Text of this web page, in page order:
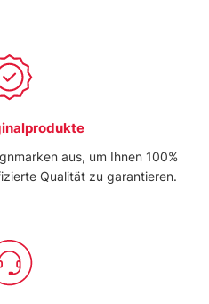
aus, um Ihnen 100%
Qualität zu garantieren.